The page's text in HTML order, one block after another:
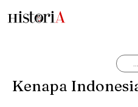
...
Kenapa